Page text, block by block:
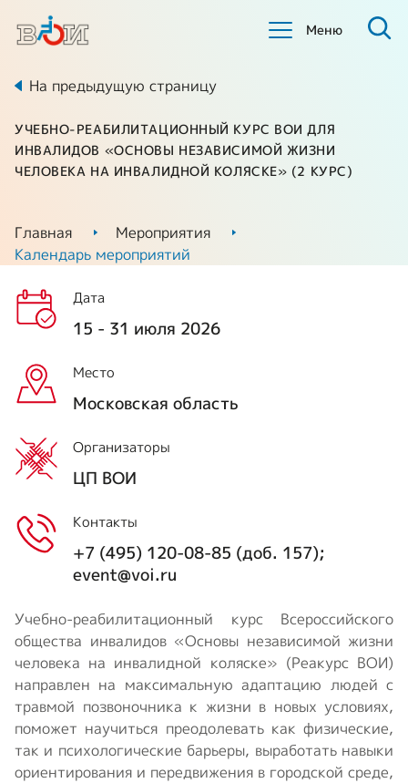
Меню
На предыдущую страницу
УЧЕБНО-РЕАБИЛИТАЦИОННЫЙ КУРС ВОИ ДЛЯ
ИНВАЛИДОВ «ОСНОВЫ НЕЗАВИСИМОЙ ЖИЗНИ
ЧЕЛОВЕКА НА ИНВАЛИДНОЙ КОЛЯСКЕ» (2 КУРС)
Главная
Мероприятия
Календарь мероприятий
Дата
15 - 31 июля 2026
Место
Московская область
Организаторы
ЦП ВОИ
Контакты
+7 (495) 120-08-85 (доб. 157);
event@voi.ru
Учебно-реабилитационный курс Всероссийского
общества инвалидов «Основы независимой жизни
человека на инвалидной коляске» (Реакурс ВОИ)
направлен на максимальную адаптацию людей с
травмой позвоночника к жизни в новых условиях,
поможет научиться преодолевать как физические,
так и психологические барьеры, выработать навыки
ориентирования и передвижения в городской среде,